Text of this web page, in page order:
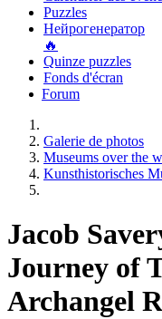
Puzzles
Нейрогенератор
🔥
Quinze puzzles
Fonds d'écran
Forum
Galerie de photos
Museums over the
Kunsthistorisches
Jacob
Journey of
Archangel